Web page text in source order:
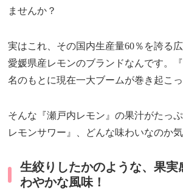
ませんか？
実はこれ、その国内生産量60％を誇る
愛媛県産レモンのブランドなんです。
名のもとに現在一大ブームが巻き起こっ
そんな『瀬戸内レモン』の果汁がたっ
レモンサワー』、どんな味わいなのか
生絞りしたかのような、果実
わやかな風味！